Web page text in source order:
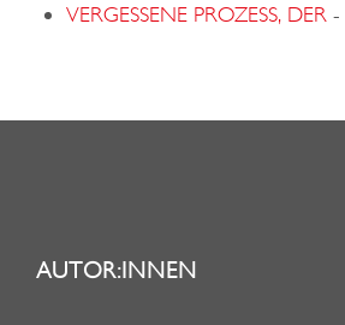
VERGESSENE PROZESS, DER -
AUTOR:INNEN